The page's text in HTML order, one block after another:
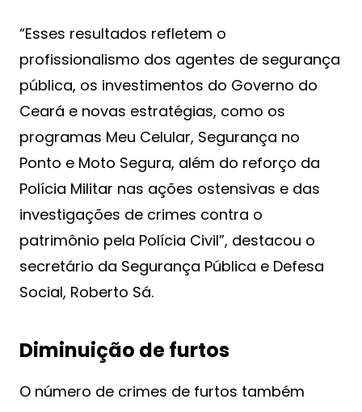
“Esses resultados refletem o
profissionalismo dos agentes de segurança
pública, os investimentos do Governo do
Ceará e novas estratégias, como os
programas Meu Celular, Segurança no
Ponto e Moto Segura, além do reforço da
Polícia Militar nas ações ostensivas e das
investigações de crimes contra o
patrimônio pela Polícia Civil”, destacou o
secretário da Segurança Pública e Defesa
Social, Roberto Sá.
Diminuição de furtos
O número de crimes de furtos também